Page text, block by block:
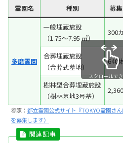
霊園名 種別 募
多磨霊園
一般埋蔵施設
（1.75～7.95 ㎡）
300
合葬埋蔵施設
（合葬式墓地）
640
樹林型合葬埋蔵施設
（樹林墓地3号基）
スクロールで
参照： 都立霊園公式サイト『TOKYO霊園さ
を募集します）